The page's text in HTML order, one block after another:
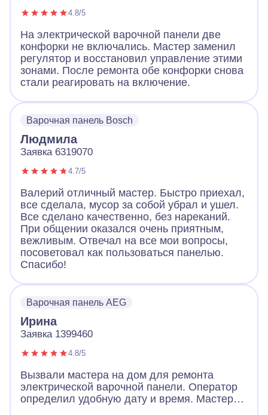
4.8/5
На электрической варочной панели две
конфорки не включались. Мастер заменил
регулятор и восстановил управление этими
зонами. После ремонта обе конфорки снова
стали реагировать на включение.
Варочная панель Bosch
Людмила
Заявка 6319070
4.7/5
Валерий отличный мастер. Быстро приехал,
все сделала, мусор за собой убрал и ушел.
Все сделано качественно, без нареканий.
При общении оказался очень приятным,
вежливым. Отвечал на все мои вопросы,
посоветовал как пользоваться панелью.
Спасибо!
Варочная панель AEG
Ирина
Заявка 1399460
4.8/5
Вызвали мастера на дом для ремонта
электрической варочной панели. Оператор
определил удобную дату и время. Мастер